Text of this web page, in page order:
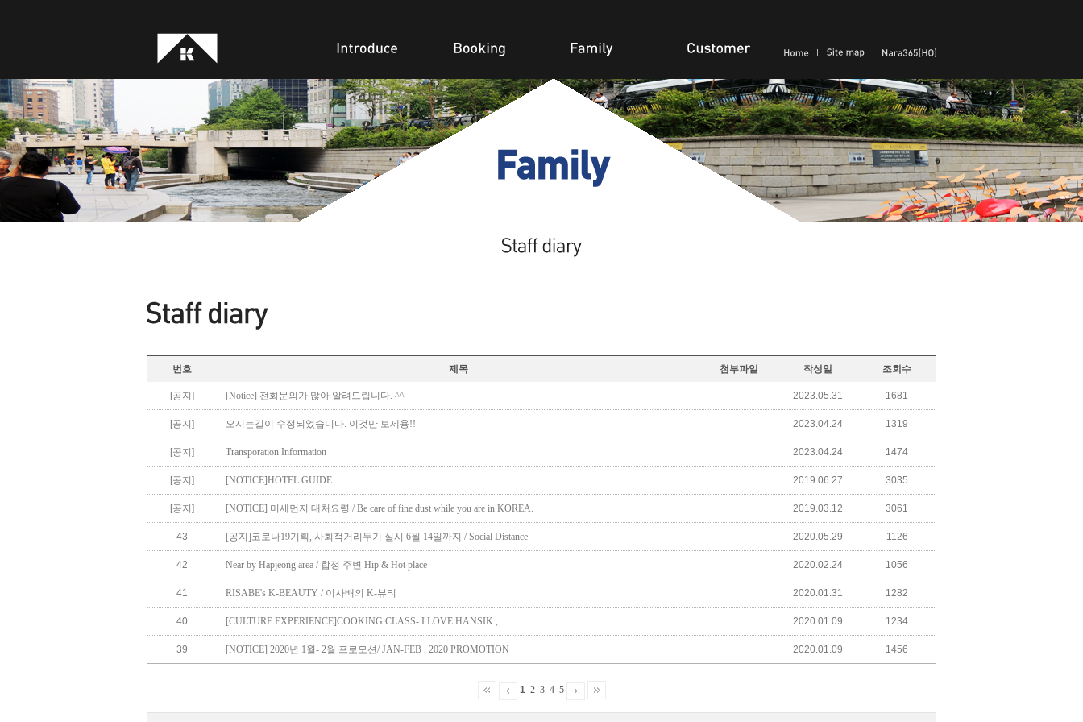
번호 제목 첨부파일 작성일 조회수
[공지] [Notice] 전화문의가 많아 알려드립니다. ^^ 2023.05.31 1681
[공지] 오시는길이 수정되었습니다. 이것만 보세용!! 2023.04.24 1319
[공지] Transporation Information 2023.04.24 1474
[공지] [NOTICE]HOTEL GUIDE 2019.06.27 3035
[공지] [NOTICE] 미세먼지 대처요령 / Be care of fine dust while you are in KOREA. 2019.03.12 3061
43 [공지]코로나19기획, 사회적거리두기 실시 6월 14일까지 / Social Distance 2020.05.29 1126
42 Near by Hapjeong area / 합정 주변 Hip & Hot place 2020.02.24 1056
41 RISABE's K-BEAUTY / 이사배의 K-뷰티 2020.01.31 1282
40 [CULTURE EXPERIENCE]COOKING CLASS- I LOVE HANSIK , 2020.01.09 1234
39 [NOTICE] 2020년 1월- 2월 프로모션/ JAN-FEB , 2020 PROMOTION 2020.01.09 1456
1 2 3 4 5